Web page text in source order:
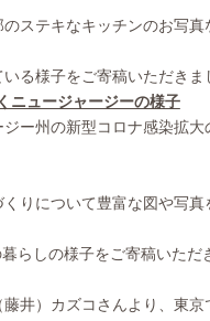
テキなキッチンのお写真
る様子をご寄稿いただきま
ニュージャージーの様子
州の新型コロナ感染拡大
ついて豊富な図や写真
らしの様子をご寄稿いただ
井）カズコさんより、東